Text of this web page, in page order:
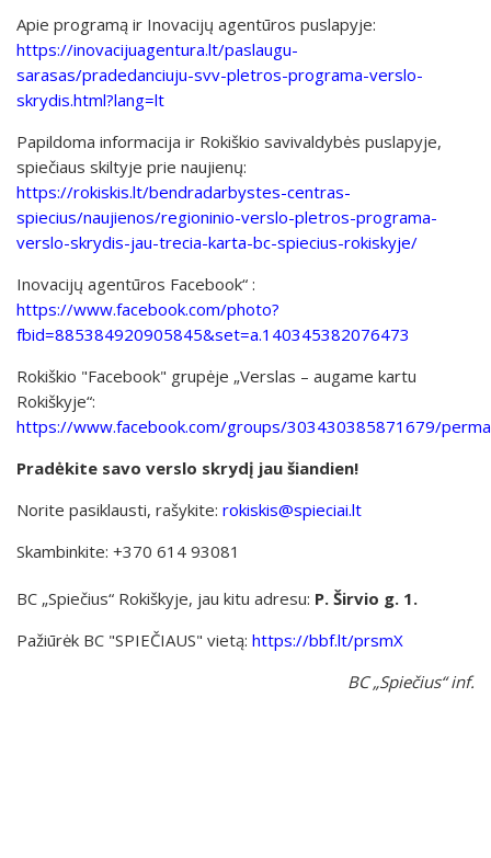
Apie programą ir Inovacijų agentūros puslapyje:
https://inovacijuagentura.lt/paslaugu-
sarasas/pradedanciuju-svv-pletros-programa-verslo-
skrydis.html?lang=lt
Papildoma informacija ir Rokiškio savivaldybės puslapyje,
spiečiaus skiltyje prie naujienų:
https://rokiskis.lt/bendradarbystes-centras-
spiecius/naujienos/regioninio-verslo-pletros-programa-
verslo-skrydis-jau-trecia-karta-bc-spiecius-rokiskyje/
Inovacijų agentūros Facebook“ :
https://www.facebook.com/photo?
fbid=885384920905845&set=a.140345382076473
Rokiškio "Facebook" grupėje „Verslas – augame kartu
Rokiškyje“:
https://www.facebook.com/groups/303430385871679/
Pradėkite savo verslo skrydį jau šiandien!
Norite pasiklausti, rašykite: rokiskis@spieciai.lt
Skambinkite: +370 614 93081
BC „Spiečius“ Rokiškyje, jau kitu adresu: P. Širvio g. 1.
Pažiūrėk BC "SPIEČIAUS" vietą: https://bbf.lt/prsmX
BC „Spiečius“ inf.